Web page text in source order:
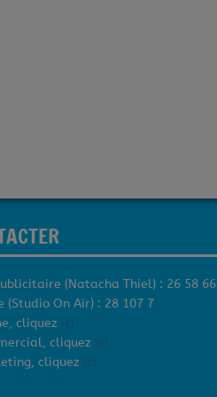
(Natacha Thiel) : 26 58 66
(Studio On Air) : 28 107 7
cliquez ici
cliquez ici
cliquez ici